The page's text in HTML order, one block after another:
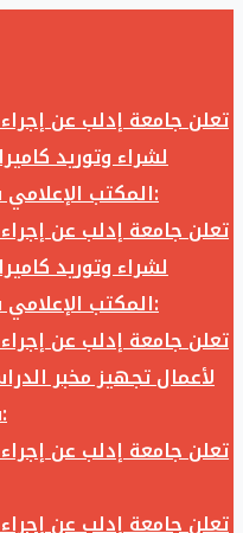
تعلن جامعة إدلب عن
لشراء وتوريد
المكتب الإعلامي في جامعة إدلب وفق الآتي:
تعلن جامعة إدلب عن
لشراء وتوريد
المكتب الإعلامي في جامعة إدلب وفق الآتي:
تعلن جامعة إدلب عن
لأعمال تجهيز مخبر
في جامعة ادلب وفق الآتي:
تعلن جامعة إدلب عن
تعلن جامعة إدلب عن